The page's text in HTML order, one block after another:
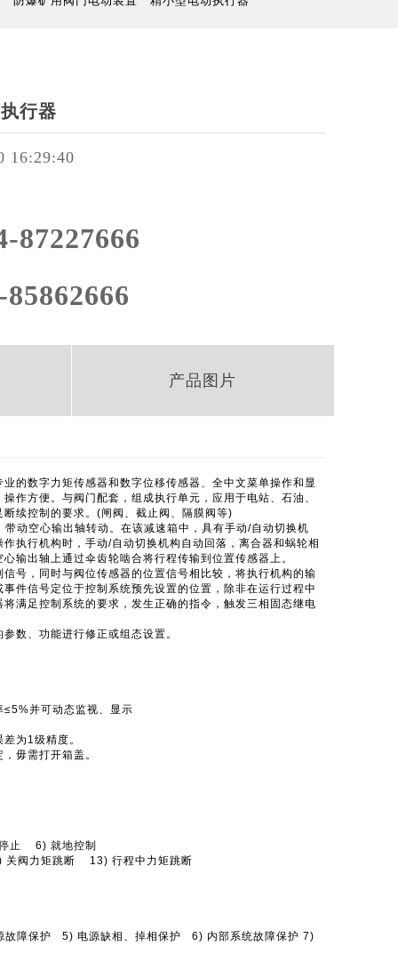
行器
16:29:40
87227666
85862666
产品图片
的数字力矩传感器和数字位移传感器、全中文菜单操作和显
作方便。与阀门配套，组成执行单元，应用于电站、石油、
续控制的要求。(闸阀、截止阀、隔膜阀等)
动空心输出轴转动。在该减速箱中，具有手动/自动切换机
执行机构时，手动/自动切换机构自动回落，离合器和蜗轮相
输出轴上通过伞齿轮啮合将行程传输到位置传感器上。
号，同时与阀位传感器的位置信号相比较，将执行机构的输
件信号定位于控制系统预先设置的位置，除非在运行过程中
满足控制系统的要求，发生正确的指令，触发三相固态继电
数、功能进行修正或组态设置。
≤5%并可动态监视、显示
为1级精度。
毋需打开箱盖。
停止 6) 就地控制
力矩跳断 13) 行程中力矩跳断
故障保护 5) 电源缺相、掉相保护 6) 内部系统故障保护 7)